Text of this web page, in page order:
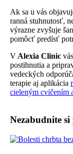
Ak sa u vás
ranná stuhnutosť,
výrazne zvyšuje
pomôcť predísť
V Alexia Clinic
postihnutia a
vedeckých
terapie aj aplikácia
cieleným cvičením
Nezabudnite